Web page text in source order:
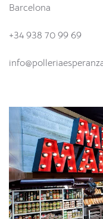
Barcelona
+34 938 70 99 69